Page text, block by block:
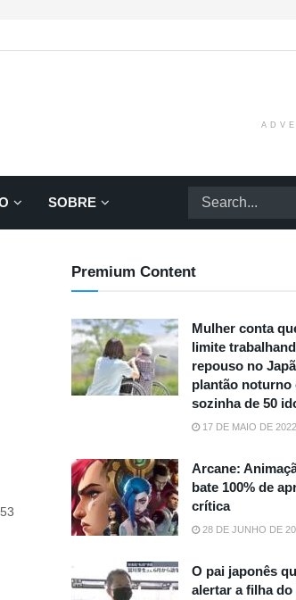
SOBRE
Premium Content
Mulher conta
limite
repouso no
plantão noturno
sozinha de 50
17 DE MAIO DE 2022
Arcane:
bate 100% de
crítica
28 DE JUNHO DE
O pai japonês
alertar a filha do